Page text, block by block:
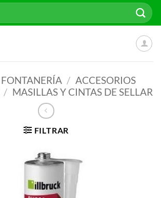
FONTANERÍA / ACCESORIOS
/ MASILLAS Y CINTAS DE SELLAR
FILTRAR